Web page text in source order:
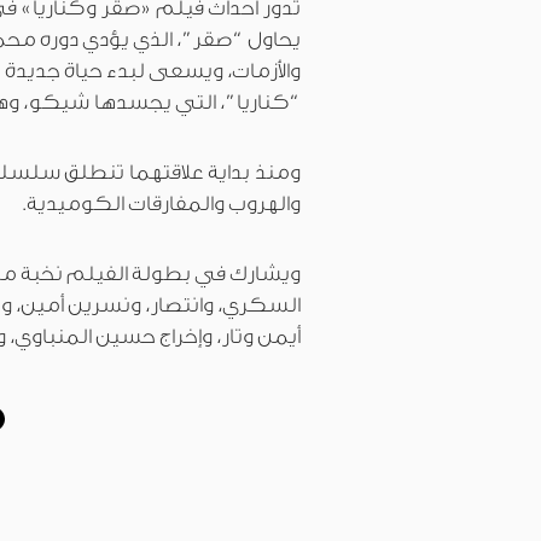
تدور أحداث فيلم «صقر وكناريا»
يحاول “صقر”، الذي يؤدي دوره
والأزمات، ويسعى لبدء حياة
“كناريا”، التي يجسدها
ومنذ بداية علاقتهما تنطلق
والهروب والمفارقات الكوميدية.
ويشارك في بطولة الفيلم نخبة من
السكري، وانتصار، ونسرين
أيمن وتار، وإخراج حسين